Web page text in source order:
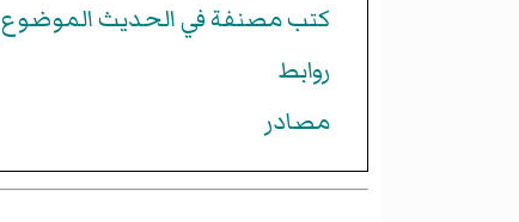
كتب مصنفة في الحديث الموضوع
روابط
مصادر